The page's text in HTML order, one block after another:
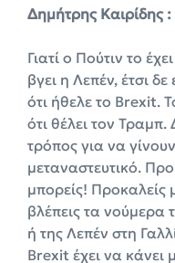
Δημήτρης Καιρίδης :
Γιατί ο Πούτιν το
βγει η Λεπέν, έτσι
ότι ήθελε το Brexit.
ότι θέλει τον
τρόπος για να
μεταναστευτικό.
μπορείς! Προκαλείς
βλέπεις τα νούμερα
ή της Λεπέν στη
Brexit έχει να κάνει